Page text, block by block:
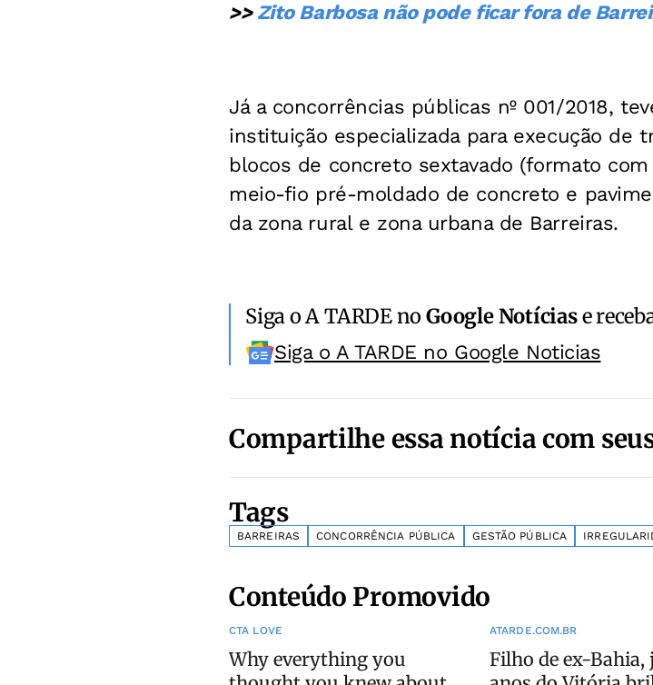
>> Zito Barbosa não pode ficar fora de
Já a concorrências públicas nº 001/2018,
instituição especializada para execução de
blocos de concreto sextavado (formato
meio-fio pré-moldado de concreto e
da zona rural e zona urbana de Barreiras.
Siga o A TARDE noGoogle Notíciase
Siga o A TARDE no Google Noticias
Compartilhe essa notícia com
Tags
BARREIRAS CONCORRÊNCIA PÚBLICA GESTÃO PÚBLICA